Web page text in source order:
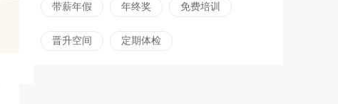
带薪年假 年终奖 免费培训
晋升空间 定期体检